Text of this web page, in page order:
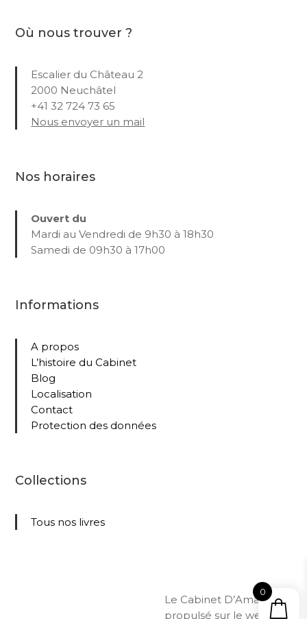
Où nous trouver ?
Escalier du Château 2
2000 Neuchâtel
+41 32 724 73 65
Nous envoyer un mail
Nos horaires
Ouvert du
Mardi au Vendredi de 9h30 à 18h30
Samedi de 09h30 à 17h00
Informations
A propos
L’histoire du Cabinet
Blog
Localisation
Contact
Protection des données
Collections
Tous nos livres
Le Cabinet D’Amateur –
propulsé sur le web par
0